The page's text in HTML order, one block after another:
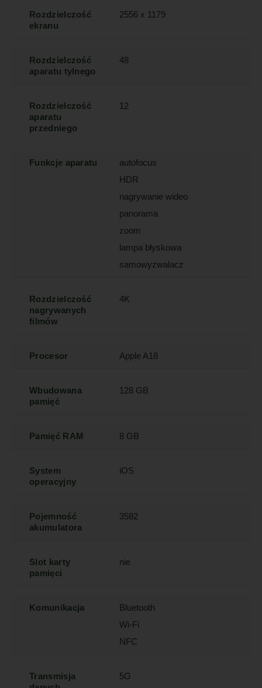
Rozdzielczość
ekranu
2556 x 1179
Rozdzielczość
aparatu tylnego
48
Rozdzielczość
aparatu
przedniego
12
Funkcje aparatu
autofocus
HDR
nagrywanie wideo
panorama
zoom
lampa błyskowa
samowyzwalacz
Rozdzielczość
nagrywanych
filmów
4K
Procesor Apple A18
Wbudowana
pamięć
128 GB
Pamięć RAM 8 GB
System
operacyjny
iOS
Pojemność
akumulatora
3582
Slot karty
pamięci
nie
Komunikacja
Bluetooth
Wi-Fi
NFC
Transmisja
5G